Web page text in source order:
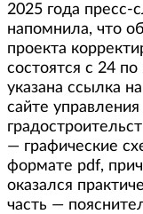
2025 года
напомнила, что
проекта
состоятся с 24
указана ссылка
сайте
— графические
формате pdf,
оказался
часть —